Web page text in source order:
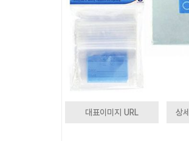
대표이미지 URL 상